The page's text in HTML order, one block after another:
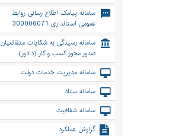
سامانه پیامک اطلاع رسانی روابط
عمومی استانداری 300006071
سامانه رسیدگی به شکایات متقاضیان
صدور مجوز کسب و کار (دادور)
سامانه مدیریت خدمات دولت
سامانه ستاد
سامانه شفافیت
گزارش عملکرد